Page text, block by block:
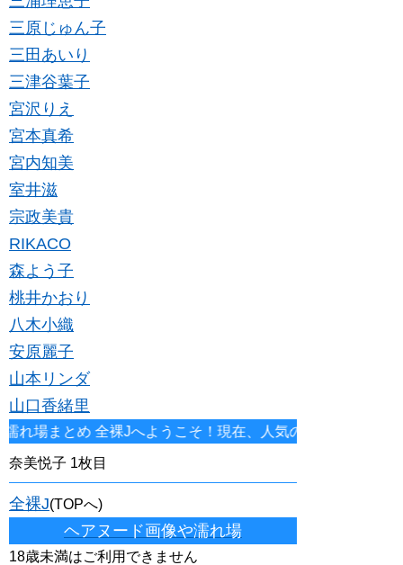
三原じゅん子
三田あいり
三津谷葉子
宮沢りえ
宮本真希
宮内知美
室井滋
宗政美貴
RIKACO
森よう子
桃井かおり
八木小織
安原麗子
山本リンダ
山口香緒里
全裸Jへようこそ！現在、人気の女優、アイドル、タレン
奈美悦子 1枚目
全裸J(TOPへ)
ヘアヌード画像や濡れ場
18歳未満はご利用できません